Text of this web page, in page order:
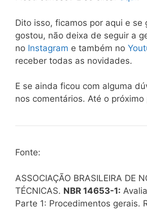
Dito isso, ficamos por aqui e se
gostou, não deixa de seguir a
no Instagram e também no
receber todas as novidades.
E se ainda ficou com alguma
nos comentários. Até o próximo
Fonte:
ASSOCIAÇÃO BRASILEIRA DE
TÉCNICAS. NBR 14653-1:
Parte 1: Procedimentos gerais.